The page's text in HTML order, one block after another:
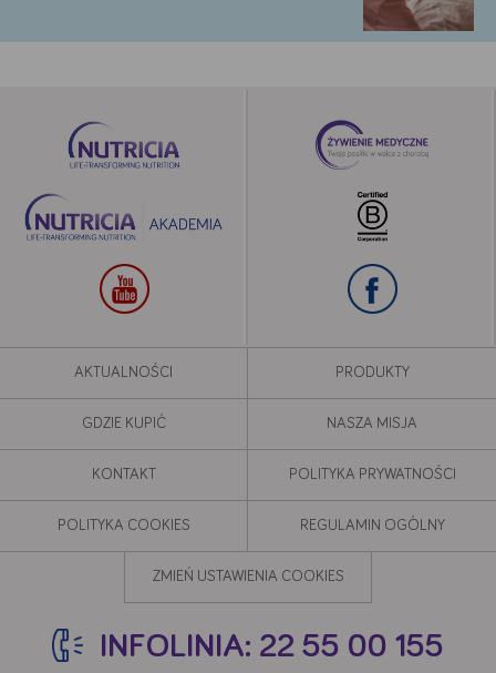
AKTUALNOŚCI PRODUKTY
GDZIE KUPIĆ NASZA MISJA
KONTAKT POLITYKA PRYWATNOŚCI
POLITYKA COOKIES REGULAMIN OGÓLNY
ZMIEŃ USTAWIENIA COOKIES
INFOLINIA: 22 55 00 155